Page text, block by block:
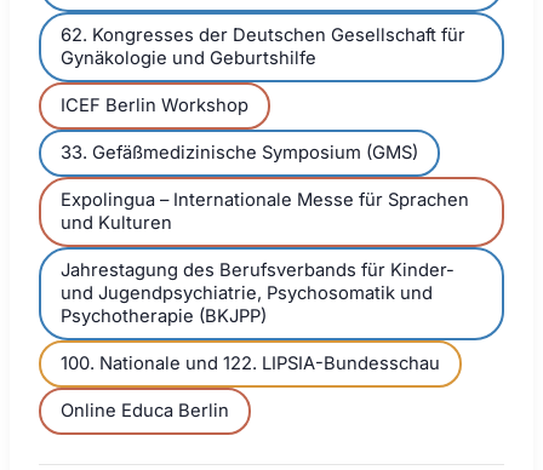
62. Kongresses der Deutschen Gesellschaft für
Gynäkologie und Geburtshilfe
ICEF Berlin Workshop
33. Gefäßmedizinische Symposium (GMS)
Expolingua – Internationale Messe für Sprachen
und Kulturen
Jahrestagung des Berufsverbands für Kinder-
und Jugendpsychiatrie, Psychosomatik und
Psychotherapie (BKJPP)
100. Nationale und 122. LIPSIA-Bundesschau
Online Educa Berlin